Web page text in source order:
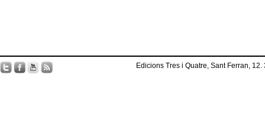
Edicions Tres i Quatre, Sant Ferran,